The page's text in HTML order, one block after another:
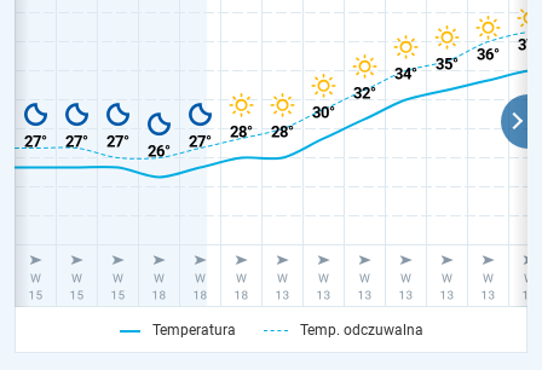
Temperatura Temp. odczuwalna